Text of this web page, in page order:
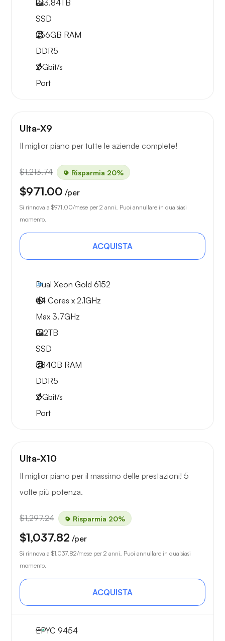
2x3.84TB
SSD
256GB RAM
DDR5
2Gbit/s
Port
Ulta-X9
Il miglior piano per tutte le aziende complete!
$1,213.74 Risparmia 20%
$971.00 /per
Si rinnova a $971.00/mese per 2 anni. Puoi annullare in qualsiasi
momento.
ACQUISTA
Dual Xeon Gold 6152
44 Cores x 2.1GHz
Max 3.7GHz
2x2TB
SSD
384GB RAM
DDR5
2Gbit/s
Port
Ulta-X10
Il miglior piano per il massimo delle prestazioni! 5
volte più potenza.
$1,297.24 Risparmia 20%
$1,037.82 /per
Si rinnova a $1,037.82/mese per 2 anni. Puoi annullare in qualsiasi
momento.
ACQUISTA
EPYC 9454